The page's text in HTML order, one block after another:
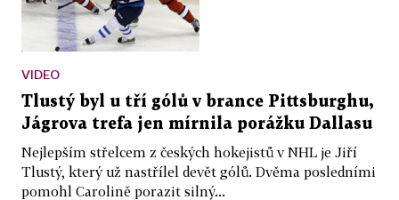
VIDEO
Tlustý byl u tří gólů v brance Pittsburghu,
Jágrova trefa jen mírnila porážku Dallasu
Nejlepším střelcem z českých hokejistů v NHL je Jiří
Tlustý, který už nastřílel devět gólů. Dvěma posledními
pomohl Carolině porazit silný...